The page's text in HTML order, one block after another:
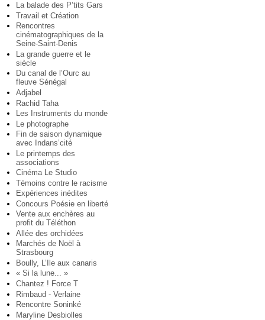
La balade des P’tits Gars
Travail et Création
Rencontres
cinématographiques de la
Seine-Saint-Denis
La grande guerre et le
siècle
Du canal de l’Ourc au
fleuve Sénégal
Adjabel
Rachid Taha
Les Instruments du monde
Le photographe
Fin de saison dynamique
avec Indans’cité
Le printemps des
associations
Cinéma Le Studio
Témoins contre le racisme
Expériences inédites
Concours Poésie en liberté
Vente aux enchères au
profit du Téléthon
Allée des orchidées
Marchés de Noël à
Strasbourg
Boully, L’Ile aux canaris
« Si la lune... »
Chantez ! Force T
Rimbaud - Verlaine
Rencontre Soninké
Maryline Desbiolles